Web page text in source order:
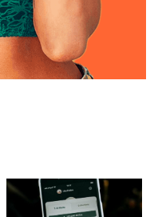
Bedste
praksis for